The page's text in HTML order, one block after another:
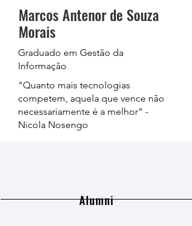
Marcos Antenor de Souza
Morais
Graduado em Gestão da
Informação
"Quanto mais tecnologias
competem, aquela que vence não
necessariamente é a melhor" -
Nicola Nosengo
Alumni